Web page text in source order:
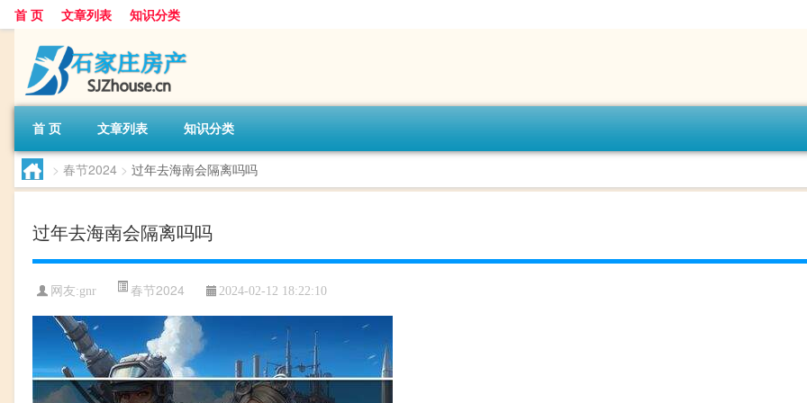
首 页 文章列表 知识分类
首 页 文章列表 知识分类
> 春节2024 > 过年去海南会隔离吗吗
过年去海南会隔离吗吗
网友:gnr 春节2024 2024-02-12 18:22:10